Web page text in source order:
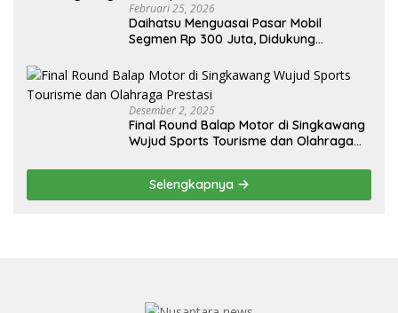
Februari 25, 2026
Daihatsu Menguasai Pasar Mobil
Segmen Rp 300 Juta, Didukung
Desember 2, 2025
Final Round Balap Motor di Singkawang
Wujud Sports Tourisme dan Olahraga
Selengkapnya